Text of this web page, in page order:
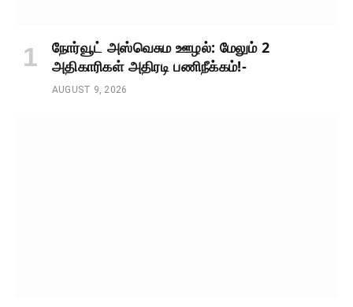
நோர்வூட் அஸ்வெசும ஊழல்: மேலும் 2
அதிகாரிகள் அதிரடி பணிநீக்கம்!-
AUGUST 9, 2026